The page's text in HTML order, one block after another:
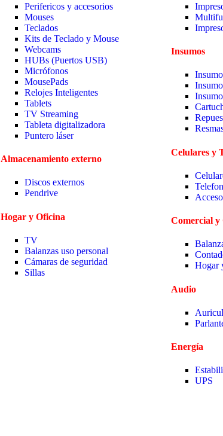
Perifericos y accesorios
Mouses
Teclados
Kits de Teclado y Mouse
Webcams
HUBs (Puertos USB)
Micrófonos
MousePads
Relojes Inteligentes
Tablets
TV Streaming
Tableta digitalizadora
Puntero láser
Almacenamiento externo
Discos externos
Pendrive
Hogar y Oficina
TV
Balanzas uso personal
Cámaras de seguridad
Sillas
Insumos
Celulares y
Comercial y
Hogar
Audio
Energía
UPS